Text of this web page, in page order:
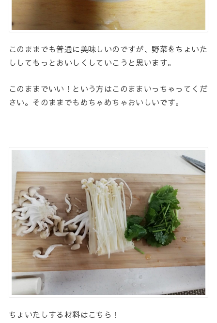
このままでも普通に美味しいのですが、野菜をちょいた
ししてもっとおいしくしていこうと思います。
このままでいい！という方はこのままいっちゃってくだ
さい。そのままでもめちゃめちゃおいしいです。
ちょいたしする材料はこちら！